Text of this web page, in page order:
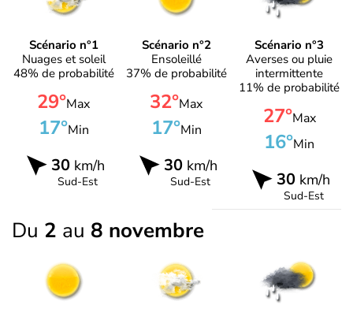
Scénario n°1
Nuages et soleil
48% de probabilité
29°Max
17°Min
30km/h
Sud-Est
Scénario n°2
Ensoleillé
37% de probabilité
32°Max
17°Min
30km/h
Sud-Est
Scénario n°3
Averses ou pluie
intermittente
11% de probabilité
27°Max
16°Min
30 km/h
Sud-Est
Du 2 au 8 novembre